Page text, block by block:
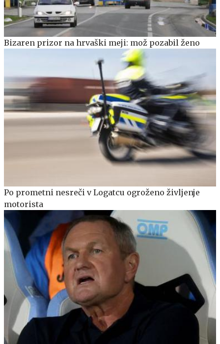
Bizaren prizor na hrvaški meji: mož pozabil ženo
Po prometni nesreči v Logatcu ogroženo življenje
motorista